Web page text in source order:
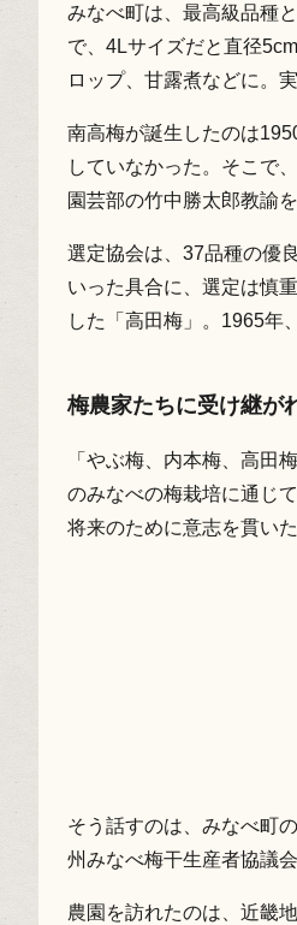
みなべ町は、最高級品種
で、4Lサイズだと直径
ロップ、甘露煮などに。
南高梅が誕生したのは
していなかった。そこで
園芸部の竹中勝太郎教諭
選定協会は、37品種の優
いった具合に、選定は慎
した「高田梅」。1965年
梅農家たちに受け継が
「やぶ梅、内本梅、高
のみなべの梅栽培に通じ
将来のために意志を貫いた
そう話すのは、みなべ町
州みなべ梅干生産者協議
農園を訪れたのは、近畿